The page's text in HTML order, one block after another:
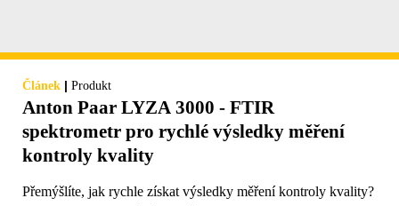
Článek | Produkt
Anton Paar LYZA 3000 - FTIR
spektrometr pro rychlé výsledky měření
kontroly kvality
Přemýšlíte, jak rychle získat výsledky měření kontroly kvality?